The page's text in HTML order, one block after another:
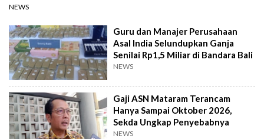
NEWS
Guru dan Manajer Perusahaan
Asal India Selundupkan Ganja
Senilai Rp1,5 Miliar di Bandara Bali
NEWS
Gaji ASN Mataram Terancam
Hanya Sampai Oktober 2026,
Sekda Ungkap Penyebabnya
NEWS